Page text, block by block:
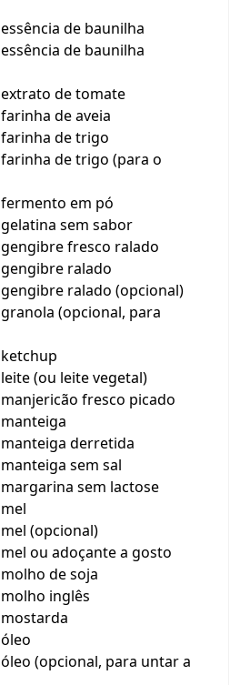
de baunilha
de baunilha
de tomate
de aveia
de trigo
de trigo (para o
em pó
sem sabor
fresco ralado
ralado
ralado (opcional)
(opcional, para
(ou leite vegetal)
fresco picado
derretida
sem sal
sem lactose
(opcional)
ou adoçante a gosto
de soja
inglês
(opcional, para untar a